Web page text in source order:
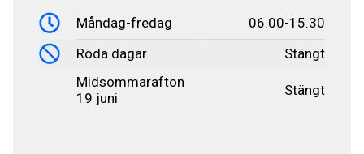
Måndag-fredag
06.00-15.30
Röda dagar
Stängt
Midsommarafton
19 juni
Stängt